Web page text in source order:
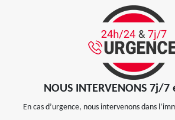
NOUS INTERVENONS 7j/
En cas d’urgence, nous intervenons dans